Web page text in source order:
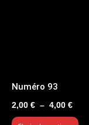
Numéro 93
2,00 € – 4,00 €Plage
de